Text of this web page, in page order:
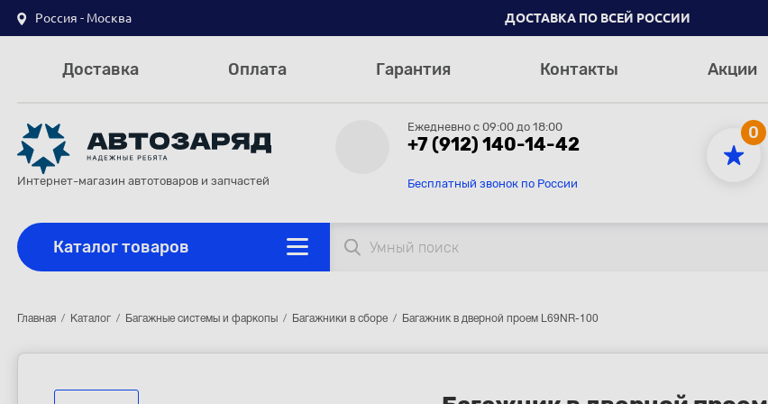
Россия - Москва ДОСТАВКА ПО ВСЕЙ РОССИИ
Доставка Оплата Гарантия Контакты Акции
Интернет-магазин автотоваров и запчастей
Ежедневно с 09:00 до 18:00
+7 (912) 140-14-42
Бесплатный звонок по России
0
Каталог товаров
Главная Каталог Багажные системы и фаркопы Багажники в сборе Багажник в дверной проем L69NR-100